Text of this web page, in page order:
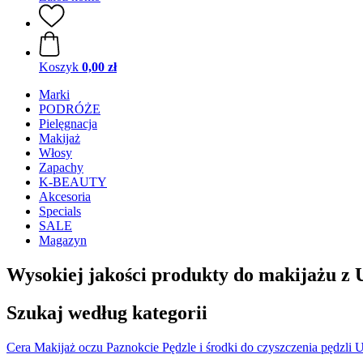
Koszyk 0,00 zł
Marki
PODRÓŻE
Pielęgnacja
Makijaż
Włosy
Zapachy
K-BEAUTY
Akcesoria
Specials
SALE
Magazyn
Wysokiej jakości produkty do makijażu z
Szukaj według kategorii
Cera Makijaż oczu Paznokcie Pędzle i środki do czyszczenia pędzli